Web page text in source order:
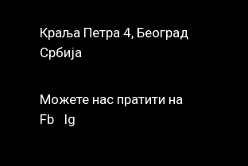
Краља Петра 4, Београд
Србија
Можете нас пратити на
Fb
Ig